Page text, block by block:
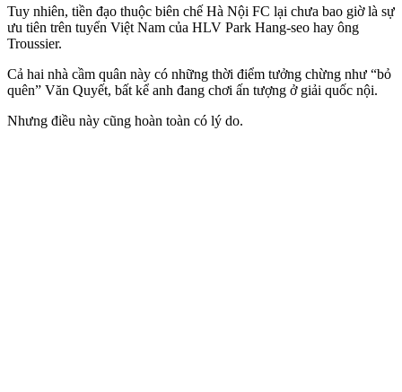
Tuy nhiên, tiền đạo thuộc biên chế Hà Nội FC lại chưa bao giờ là sự
ưu tiên trên tuyển Việt Nam của HLV Park Hang-seo hay ông
Troussier.
Cả hai nhà cầm quân này có những thời điểm tưởng chừng như “bỏ
quên” Văn Quyết, bất kể anh đang chơi ấn tượng ở giải quốc nội.
Nhưng điều này cũng hoàn toàn có lý do.